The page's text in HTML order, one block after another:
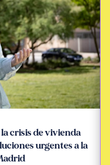
crisis de vivienda
urgentes a la